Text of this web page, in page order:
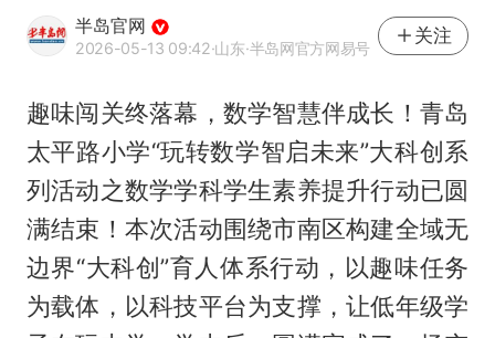
半岛官网
2026-05-13 09:42·山东·半岛网官方网易号
关注
趣味闯关终落幕，数学智慧伴成长！青岛
太平路小学“玩转数学智启未来”大科创系
列活动之数学学科学生素养提升行动已圆
满结束！本次活动围绕市南区构建全域无
边界“大科创”育人体系行动，以趣味任务
为载体，以科技平台为支撑，让低年级学